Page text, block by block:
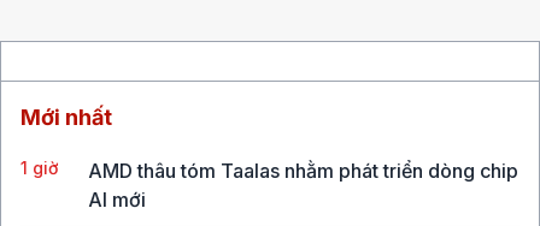
Mới nhất
1 giờ
AMD thâu tóm Taalas nhằm phát triển dòng chip
AI mới